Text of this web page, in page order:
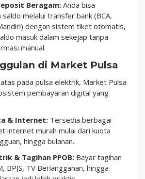
Beragam: Anda bisa
saldo melalui transfer bank (BCA,
dengan sistem tiket otomatis,
masuk dalam sekejap tanpa
manual.
di Market Pulsa
pada pulsa elektrik, Market Pulsa
pembayaran digital yang
& Internet: Tersedia berbagai
internet murah mulai dari kuota
hingga bulanan.
& Tagihan PPOB: Bayar tagihan
BPJS, TV Berlangganan, hingga